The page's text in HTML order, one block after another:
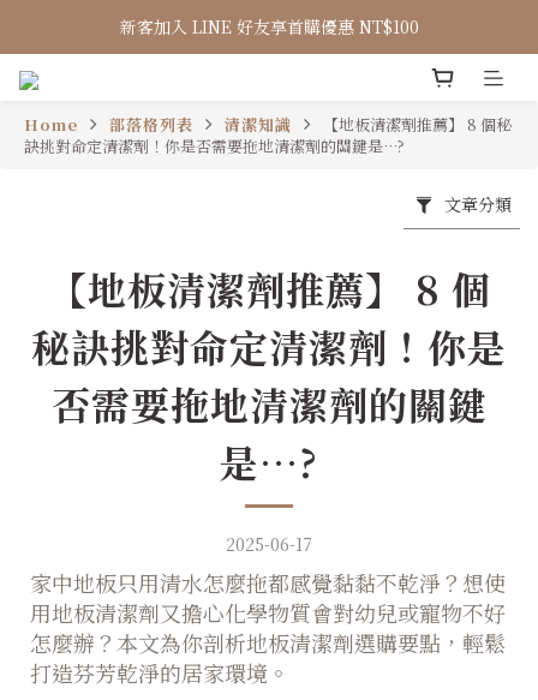
新客加入 LINE 好友享首購優惠 NT$100
Home 部落格列表 清潔知識
【地板清潔劑推薦】 8 個秘
訣挑對命定清潔劑！你是否需要拖地清潔劑的關鍵是…?
文章分類
【地板清潔劑推薦】 8 個
秘訣挑對命定清潔劑！你是
否需要拖地清潔劑的關鍵
是…?
2025-06-17
家中地板只用清水怎麼拖都感覺黏黏不乾淨？想使
用地板清潔劑又擔心化學物質會對幼兒或寵物不好
怎麼辦？本文為你剖析地板清潔劑選購要點，輕鬆
打造芬芳乾淨的居家環境。